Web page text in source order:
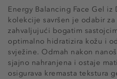
Energy Balancing Face Gel iz
kolekcije savršen je odabir
zahvaljujući bogatim
optimalno hidratizira kožu i
svježine. Odmah nakon
sjajno nahranjena i ostaje
osigurava kremasta tekstura